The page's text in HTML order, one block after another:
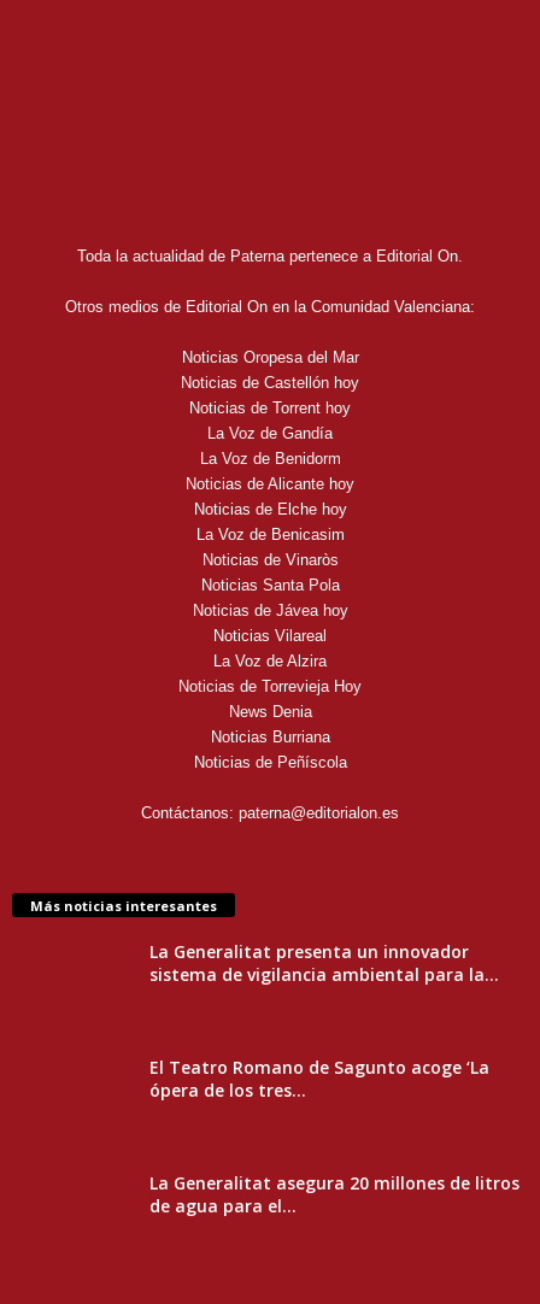
Toda la actualidad de Paterna pertenece a Editorial On.
Otros medios de Editorial On en la Comunidad Valenciana:
Noticias Oropesa del Mar
Noticias de Castellón hoy
Noticias de Torrent hoy
La Voz de Gandía
La Voz de Benidorm
Noticias de Alicante hoy
Noticias de Elche hoy
La Voz de Benicasim
Noticias de Vinaròs
Noticias Santa Pola
Noticias de Jávea hoy
Noticias Vilareal
La Voz de Alzira
Noticias de Torrevieja Hoy
News Denia
Noticias Burriana
Noticias de Peñíscola
Contáctanos: paterna@editorialon.es
Más noticias interesantes
La Generalitat presenta un innovador
sistema de vigilancia ambiental para la...
El Teatro Romano de Sagunto acoge ‘La
ópera de los tres...
La Generalitat asegura 20 millones de litros
de agua para el...